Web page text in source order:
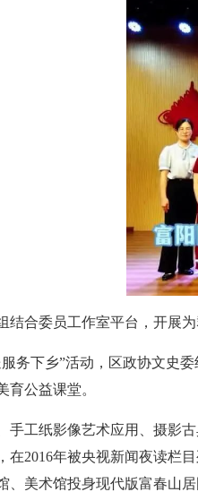
结合委员工作室平台，开展
务下乡”活动，区政协文史
育公益课堂。
手工纸影像艺术应用、摄影
在2016年被央视新闻夜读栏
、美术馆投身现代版富春山